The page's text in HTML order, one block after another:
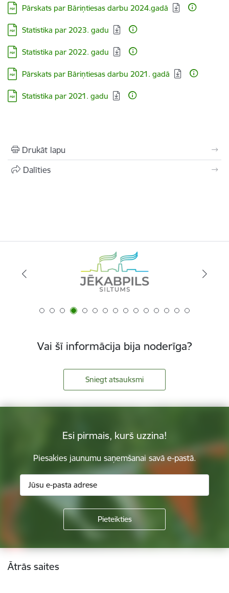
Lejupielādēt:
Pārskats par Bāriņtiesas darbu 2024.gadā
Lejupielādēt:
Statistika par 2023. gadu
Lejupielādēt:
Statistika par 2022. gadu
Lejupielādēt:
Pārskats par Bāriņtiesas darbu 2021. gadā
Lejupielādēt:
Statistika par 2021. gadu
Drukāt lapu
Dalīties
Vai šī informācija bija noderīga?
Sniegt atsauksmi
Esi pirmais, kurš uzzina!
Piesakies jaunumu saņemšanai savā e-pastā.
Kājene
Ātrās saites